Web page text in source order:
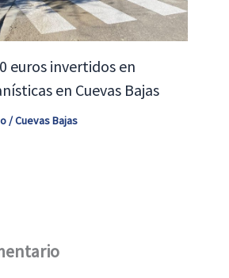
euros invertidos en
en Cuevas Bajas
/Cuevas Bajas